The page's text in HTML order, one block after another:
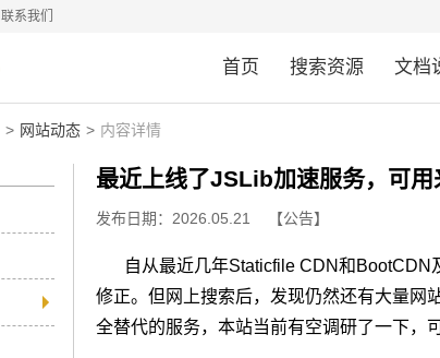
联系我们
首页 搜索资源 文档
网站动态 内容详情
最近上线了JSLib加速服务，可
发布日期：2026.05.21 【公告】
自从最近几年Staticfile CDN和
修正。但网上搜索后，发现仍然还有大量网
全替代的服务，本站当前有空调研了一下，